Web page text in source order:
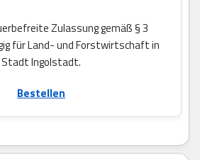
Zulassung gemäß § 3
für Land- und Forstwirtschaft in
Stadt Ingolstadt.
Bestellen